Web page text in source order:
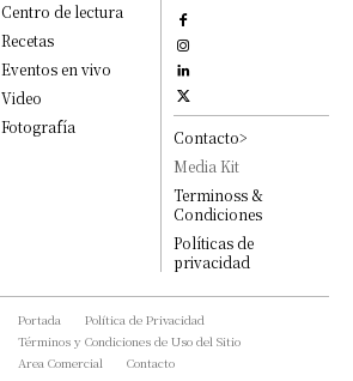
Centro de lectura
Recetas
Eventos en vivo
Video
Fotografía
Contacto>
Media Kit
Terminoss &
Condiciones
Políticas de
privacidad
Portada
Política de Privacidad
Términos y Condiciones de Uso del Sitio
Area Comercial
Contacto